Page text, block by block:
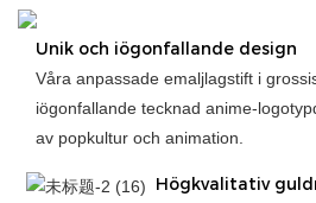
Unik och iögonfallande design
Våra anpassade emaljlagstift i
iögonfallande tecknad anime-
av popkultur och animation.
Högkvalitativ